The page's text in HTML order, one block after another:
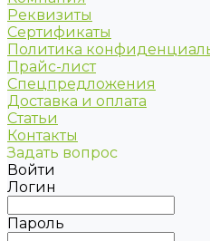
Реквизиты
Сертификаты
Политика
Прайс-лист
Спецпредложения
Доставка и оплата
Статьи
Контакты
Задать вопрос
Войти
Логин
Пароль